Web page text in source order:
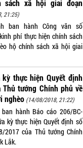
sách xã hội giai đoạn
21:25)
ban hành Công văn số
phí thực hiện chính sách
hộ chính sách xã hội giai
thực hiện Quyết định
Thủ tướng Chính phủ về
nghèo (14/08/2018, 21:22)
hành Báo cáo 206/BC-
kỳ thực hiện Quyết định số
2017 của Thủ tướng Chính
Lắk.